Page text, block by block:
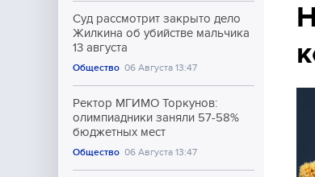
Культура
Суд рассмотрит закрыто дело
Жилкина об убийстве мальчика
13 августа
Общество 06 Августа 13:47
Ректор МГИМО Торкунов:
олимпиадники заняли 57-58%
бюджетных мест
Общество 06 Августа 13:47